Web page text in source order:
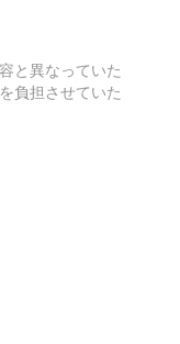
と異なっていた
負担させていた